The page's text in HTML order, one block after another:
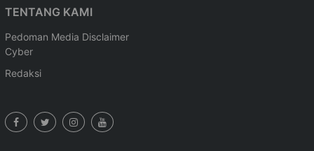
TENTANG KAMI
Pedoman Media
Cyber
Disclaimer
Redaksi